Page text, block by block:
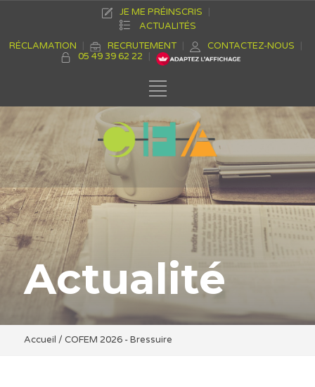
JE ME PRÉINSCRIS
ACTUALITÉS
RÉCLAMATION
RECRUTEMENT
CONTACTEZ-NOUS
05 49 39 62 22
Actualité
Accueil / COFEM 2026 - Bressuire